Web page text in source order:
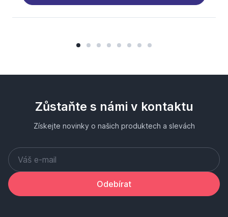
Zůstaňte s námi v kontaktu
Získejte novinky o našich produktech a slevách
Odebírat